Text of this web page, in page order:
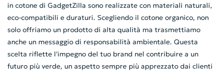
in cotone di GadgetZilla sono realizzate con materiali naturali,
eco-compatibili e duraturi. Scegliendo il cotone organico, non
solo offriamo un prodotto di alta qualità ma trasmettiamo
anche un messaggio di responsabilità ambientale. Questa
scelta riflette l'impegno del tuo brand nel contribuire a un
futuro più verde, un aspetto sempre più apprezzato dai clienti